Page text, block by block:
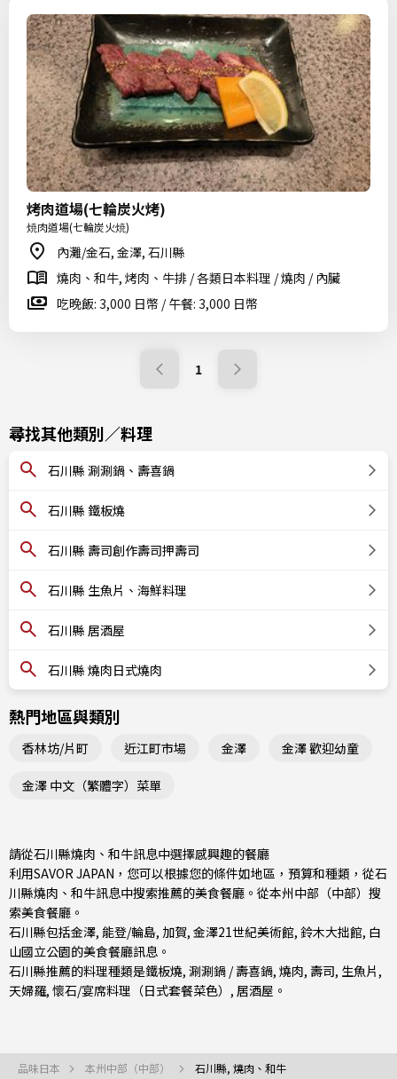
烤肉道場(七輪炭火烤)
焼肉道場(七輪炭火焼)
內灘/金石, 金澤, 石川縣
燒肉、和牛, 烤肉、牛排 / 各類日本料理 / 燒肉 / 內臟
吃晚飯: 3,000 日幣 / 午餐: 3,000 日幣
1
尋找其他類別／料理
石川縣 涮涮鍋、壽喜鍋
石川縣 鐵板燒
石川縣 壽司創作壽司押壽司
石川縣 生魚片、海鮮料理
石川縣 居酒屋
石川縣 燒肉日式燒肉
熱門地區與類別
香林坊/片町 近江町市場 金澤 金澤 歡迎幼童
金澤 中文（繁體字）菜單
請從石川縣燒肉、和牛訊息中選擇感興趣的餐廳
利用SAVOR JAPAN，您可以根據您的條件如地區，預算和種類，從石
川縣燒肉、和牛訊息中搜索推薦的美食餐廳。從本州中部（中部） 搜
索美食餐廳。
石川縣包括金澤, 能登/輪島, 加賀, 金澤21世紀美術館, 鈴木大拙館, 白
山國立公園的美食餐廳訊息。
石川縣推薦的料理種類是鐵板燒, 涮涮鍋 / 壽喜鍋, 燒肉, 壽司, 生魚片 ,
天婦羅, 懷石/宴席料理（日式套餐菜色） , 居酒屋 。
品味日本 本州中部（中部） 石川縣, 燒肉、和牛